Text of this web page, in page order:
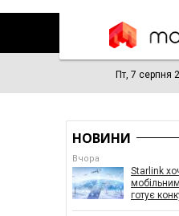
Пт, 7 серпня
НОВИНИ
Вчора
Starlink
готує